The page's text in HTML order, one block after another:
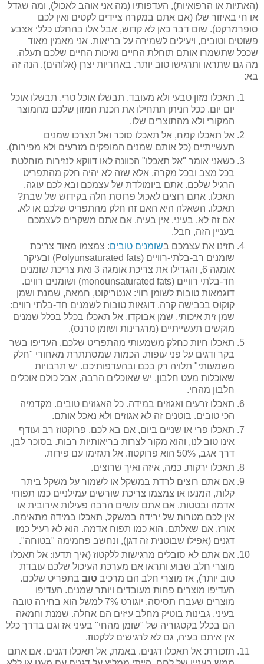
(האתיות או הרפואיות), העדפותיו (מה אני אוהב לאכול), ומה שגדל
או חי באיזור שלו (אם אתם במקרה ציידים לקטים ואין לכם
סופרמרקט). שום דבר כאן לא קדוש, אבל אלו בהחלט כללי אצבע
פשוטים וטובים, ויעילים לשמירה על בריאות. אני מאמין מאוד
שככל שתשמרו אותם תוחלת החיים ואיכות החיים שלכם תעלה,
מה גם שתראו ותרגישו טוב יותר. באחריות יצרן (אלוהים). הנה זה
בא:
תאכלו מזון טבעי ולא מעובד. תבשלו אוכל טרי. תבשלו אוכל
יום יום. ככל הניתן תתחילו את הכנת המזון שלכם מהמוצר
המקורי ולא מהתוצרים שלו.
אל תאכלו קמח, אל תאכלו סוכר ואל תצרכו שמנים
תעשייתיים (כל אותם שמנים המופקים מזרעים ולא מפירות).
כשאני אומר "אל תאכלו" הכוונה לאו דווקא לנזירות מוחלטת
בכל מצב ובכל מקרה, אלא שזה לא יהיה חלק מהתפריט
הרגיל שלכם. אתם ביומולדת של עצמכם ובא לכם עוגה,
תאכלו. אתם רוצים לאכול פרוסת חלה בקידוש של שבת?
תאכלו. השאלה היא האם זה חלק מהתפריט שלכם או לא.
אם זה לא, בעיני, אין בעיה. אם אתם משקרים לעצמכם
בעניין הזה, חבל.
תזינו את עצמכם בשומנים טובים: צמצמו מאוד צריכת
שומנים רב-בלתי-רוויים (Polyunsaturated fats) ובעיקר
אומגה 6, והגדילו את צריכת אומגה 3 ואת צריכת שומנים
חד-בלתי רוויים (monounsaturated fats) ושומנים רווים.
דוגמאות טובות לשומן רווי: אנטריקוט, חמאה, שמנת ושמן
קוקוס בכבישה קרה. דוגאות טובות לשמנים חד-בלתי רווים:
שמן זית איכותי, שמן אבוקדו. אל תאכלו בכלל בכלל שמנים
מוקשים תעשייתיים (מרגרינות ושומן טרנס).
תאכלו חיות כחלק משמעותי מהתפריט שלכם. העדיפו בשר
בקר ודגים על פני עופות. הכמות שמסתתרת מאחורי "חלק
משמעותי" תלויה רק בכם ובהעדפותיכם. יש תרבויות
שאוכלות מעט חלבון, יש שאוכלים הרבה, אבל כולם אוכלים
חלבון מהחי.
תאכלו זרעים ואגוזים במידה. כל האגוזים טובים. מקדמיה
הכי טובים. בוטנים זה לא אגוזים ולא נאכל אותם.
תאכלו פרי או שניים ביום, אם בא לכם. פרוקטוז רב ועודף
אינו טוב לנו, והוא מקור לצרות בריאותיות רבות. בסוכר לבן,
דרך אגב, 50% הוא פרוקטוז. אל תגזימו עם פירות.
תאכלו ירקות. כמה, איזה ואיך שרוצים.
אם אתם רוצים לרדת במשקל או לשמור על משקל ביתר
קלות, המנעו או צמצמו צריכת שורשים עמילניים כמו תפוחי
אדמה ובטטות. אם אתם עושים הרבה פעילות אירובית או
אין לכם מטרות של ירידה במשקל, תאכלו במידה מתאימה.
אורז, אם שאלתם, הוא כמו תפוח אדמה. הוא לא רעיל כמו
דגנים (אפילו שבוטנית זה דגן), ונחשב פחמימה "בטוחה".
אם אתם לא סובלים מרגישות ללקטוז (איך תדעו: אל תאכלו
מוצרי חלב שבוע ותראו אם מערכת העיכול שלכם עובדת
טוב יותר), אז מוצרי חלב הם מרכיב טוב בתפריט שלכם.
העדיפו מוצרים פחות מעובדים ויותר שמנים. העדיפו
מוצרים שעברו תסיסה. יוגורט 7% למשל הוא בחירה טובה
בעיני. גבינות בוטיק מחלב עיזים הם אחלה. שמנת וחמאה
הם בכלל בקטגוריה של "שומן מהחי" בעיני אז וגם בדרך כלל
אין איתם בעיה, גם לא לרגישים ללקטוז.
תזכורת: אל תאכלו דגנים. באמת, אל תאכלו דגנים. אם אתם